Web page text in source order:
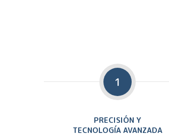
1
PRECISIÓN Y
TECNOLOGÍA AVANZADA